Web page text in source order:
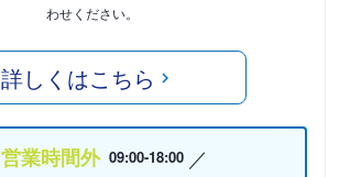
わせください。
詳しくはこちら
営業時間外 09:00-18:00